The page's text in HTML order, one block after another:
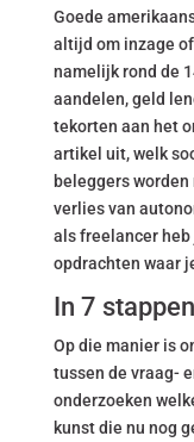
Goede
altijd om inzage
namelijk rond de
aandelen, geld
tekorten aan het
artikel uit, welk
beleggers
verlies van
als freelancer
opdrachten waar
In 7
Op die manier is
tussen de vraag-
onderzoeken
kunst die nu nog